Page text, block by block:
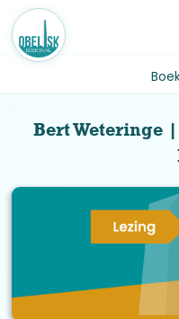
Bert Weteringe